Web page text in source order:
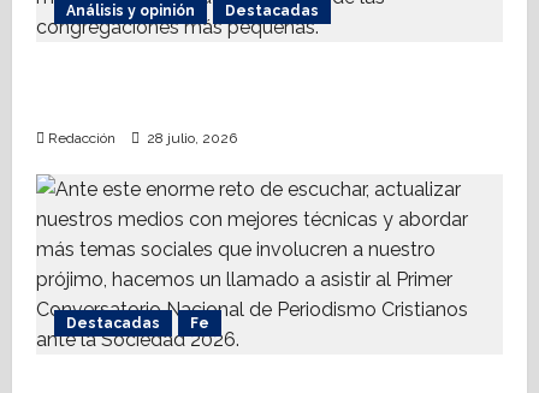
Análisis y opinión Destacadas
Redacción 28 julio, 2026
Destacadas Fe